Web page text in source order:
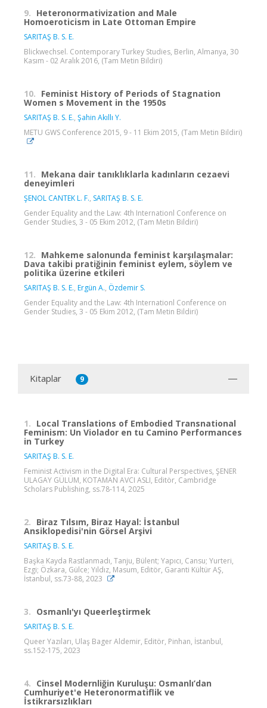
9. Heteronormativization and Male
Homoeroticism in Late Ottoman Empire
SARITAŞ B. S. E.
Blickwechsel. Contemporary Turkey Studies, Berlin, Almanya, 30
Kasım - 02 Aralık 2016, (Tam Metin Bildiri)
10. Feminist History of Periods of Stagnation
Women s Movement in the 1950s
SARITAŞ B. S. E., Şahin Akıllı Y.
METU GWS Conference 2015, 9 - 11 Ekim 2015, (Tam Metin Bildiri)
11. Mekana dair tanıklıklarla kadınların cezaevi
deneyimleri
ŞENOL CANTEK L. F., SARITAŞ B. S. E.
Gender Equality and the Law: 4th Internationl Conference on
Gender Studies, 3 - 05 Ekim 2012, (Tam Metin Bildiri)
12. Mahkeme salonunda feminist karşılaşmalar:
Dava takibi pratiğinin feminist eylem, söylem ve
politika üzerine etkileri
SARITAŞ B. S. E., Ergün A., Özdemir S.
Gender Equality and the Law: 4th Internationl Conference on
Gender Studies, 3 - 05 Ekim 2012, (Tam Metin Bildiri)
Kitaplar 9
1. Local Translations of Embodied Transnational
Feminism: Un Violador en tu Camino Performances
in Turkey
SARITAŞ B. S. E.
Feminist Activism in the Digital Era: Cultural Perspectives, ŞENER
ULAGAY GÜLÜM, KOTAMAN AVCI ASLI, Editör, Cambridge
Scholars Publishing, ss.78-114, 2025
2. Biraz Tılsım, Biraz Hayal: İstanbul
Ansiklopedisi'nin Görsel Arşivi
SARITAŞ B. S. E.
Başka Kayda Rastlanmadı, Tanju, Bülent; Yapıcı, Cansu; Yurteri,
Ezgi; Özkara, Gülce; Yıldız, Masum, Editör, Garanti Kültür AŞ,
İstanbul, ss.73-88, 2023
3. Osmanlı'yı Queerleştirmek
SARITAŞ B. S. E.
Queer Yazıları, Ulaş Bager Aldemir, Editör, Pinhan, İstanbul,
ss.152-175, 2023
4. Cinsel Modernliğin Kuruluşu: Osmanlı’dan
Cumhuriyet'e Heteronormatiflik ve
İstikrarsızlıkları